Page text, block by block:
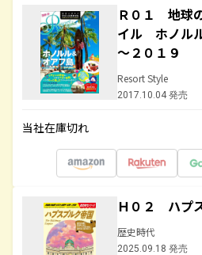
Ｒ０１ 地球
イル ホノル
～２０１９
Resort Style
2017.10.04 発売
当社在庫切れ
Ｈ０２ ハプ
歴史時代
2025.09.18 発売